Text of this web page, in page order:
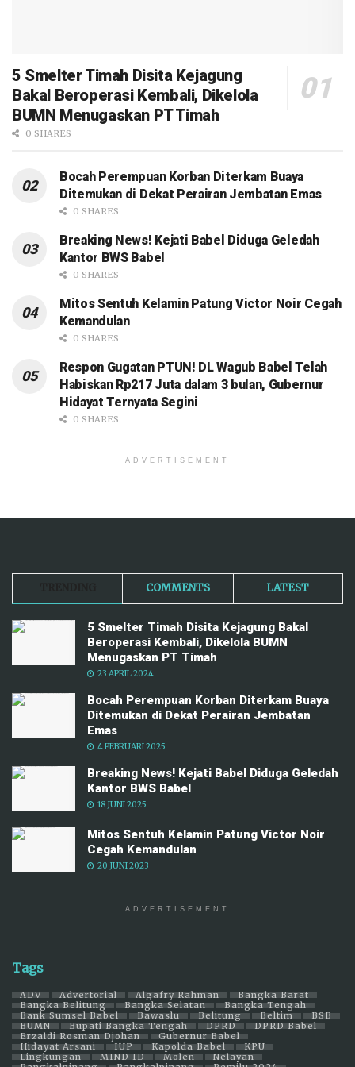
5 Smelter Timah Disita Kejagung
Bakal Beroperasi Kembali, Dikelola
BUMN Menugaskan PT Timah
0 SHARES
Bocah Perempuan Korban Diterkam Buaya
Ditemukan di Dekat Perairan Jembatan Emas
0 SHARES
Breaking News! Kejati Babel Diduga Geledah
Kantor BWS Babel
0 SHARES
Mitos Sentuh Kelamin Patung Victor Noir Cegah
Kemandulan
0 SHARES
Respon Gugatan PTUN! DL Wagub Babel Telah
Habiskan Rp217 Juta dalam 3 bulan, Gubernur
Hidayat Ternyata Segini
0 SHARES
ADVERTISEMENT
COMMENTS LATEST
5 Smelter Timah Disita Kejagung Bakal
Beroperasi Kembali, Dikelola BUMN
Menugaskan PT Timah
23 APRIL 2024
Bocah Perempuan Korban Diterkam Buaya
Ditemukan di Dekat Perairan Jembatan
Emas
4 FEBRUARI 2025
Breaking News! Kejati Babel Diduga Geledah
Kantor BWS Babel
18 JUNI 2025
Mitos Sentuh Kelamin Patung Victor Noir
Cegah Kemandulan
20 JUNI 2023
ADVERTISEMENT
Tags
ADV Advertorial Algafry Rahman
Bangka Barat
Bangka Belitung
Bangka Selatan
Bangka Tengah
Bank Sumsel Babel
Bawaslu Belitung Beltim
BSB
BUMN
Bupati Bangka Tengah DPRD
DPRD Babel
Erzaldi Rosman Djohan
Gubernur Babel
Hidayat Arsani
IUP Kapolda Babel
KPU
Lingkungan
MIND ID Molen
Nelayan